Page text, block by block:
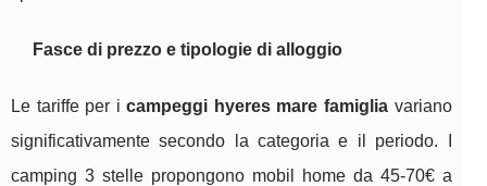
Fasce di prezzo e tipologie di alloggio
Le tariffe per icampeggi hyeres mare famiglia variano
significativamente secondo la categoria e il periodo. I
camping 3 stelle propongono mobil home da 45-70€ a